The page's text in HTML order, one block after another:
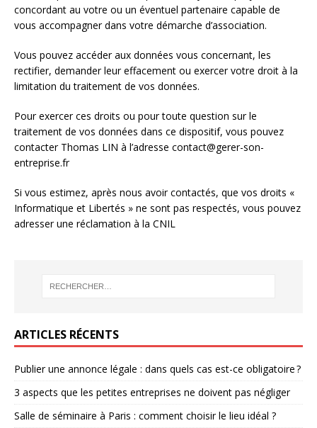
concordant au votre ou un éventuel partenaire capable de
vous accompagner dans votre démarche d’association.
Vous pouvez accéder aux données vous concernant, les
rectifier, demander leur effacement ou exercer votre droit à la
limitation du traitement de vos données.
Pour exercer ces droits ou pour toute question sur le
traitement de vos données dans ce dispositif, vous pouvez
contacter Thomas LIN à l’adresse contact@gerer-son-
entreprise.fr
Si vous estimez, après nous avoir contactés, que vos droits «
Informatique et Libertés » ne sont pas respectés, vous pouvez
adresser une réclamation à la CNIL
ARTICLES RÉCENTS
Publier une annonce légale : dans quels cas est-ce obligatoire ?
3 aspects que les petites entreprises ne doivent pas négliger
Salle de séminaire à Paris : comment choisir le lieu idéal ?